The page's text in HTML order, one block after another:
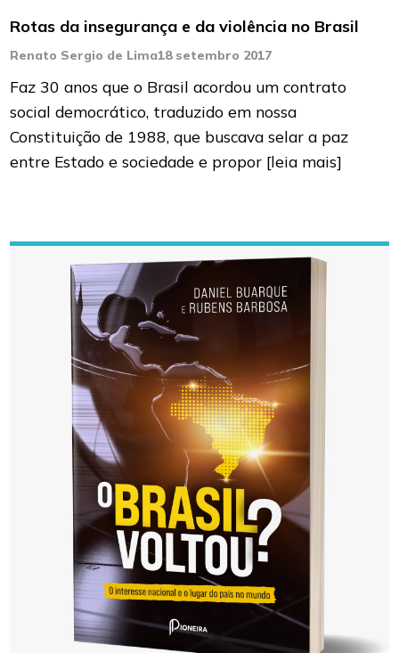
Rotas da insegurança e da violência no Brasil
Renato Sergio de Lima18 setembro 2017
Faz 30 anos que o Brasil acordou um contrato
social democrático, traduzido em nossa
Constituição de 1988, que buscava selar a paz
entre Estado e sociedade e propor [leia mais]